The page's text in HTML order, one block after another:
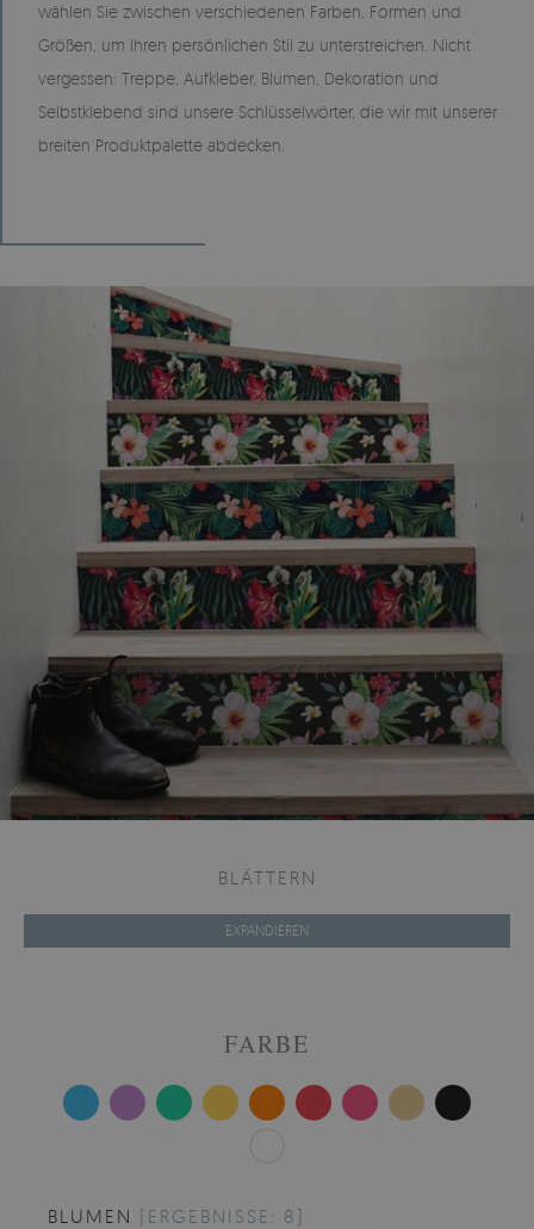
wählen Sie zwischen verschiedenen Farben, Formen und
Größen, um Ihren persönlichen Stil zu unterstreichen. Nicht
vergessen: Treppe, Aufkleber, Blumen, Dekoration und
Selbstklebend sind unsere Schlüsselwörter, die wir mit unserer
breiten Produktpalette abdecken.
BLÄTTERN
EXPANDIEREN
FARBE
BLUMEN [ERGEBNISSE: 8]